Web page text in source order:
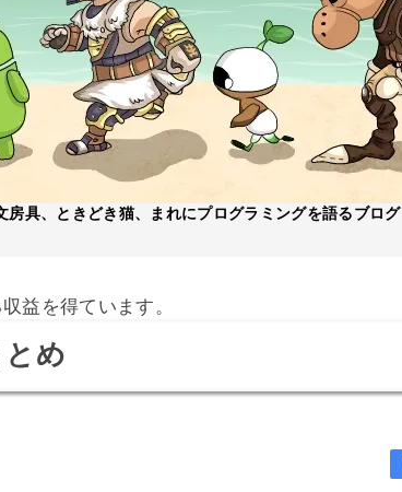
具、ときどき猫、まれにプログラミングを語るブログ
益を得ています。
め